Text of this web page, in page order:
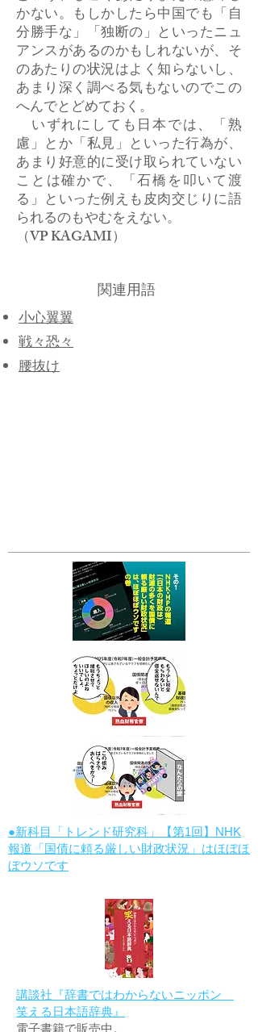
かない。もしかしたら中国でも「自
分勝手な」「独断の」といったニュ
アンスがあるのかもしれないが、そ
のあたりの状況はよく知らないし、
あまり深く調べる気もないのでこの
へんでとどめておく。
いずれにしても日本では、「熟
慮」とか「私見」といった行為が、
あまり好意的に受け取られていない
ことは確かで、「石橋を叩いて渡
る」といった例えも皮肉交じりに語
られるのもやむをえない。
​（VP KAGAMI）
関連用語
小心翼翼
戦々恐々
腰抜け
●新科目「トレンド研究科」【第1回】NHK
報道「国債に頼る厳しい財政状況」はほぼほ
ぼウソです
講談社『辞書ではわからないニッポン
笑える日本語辞典』
電子書籍で販売中。